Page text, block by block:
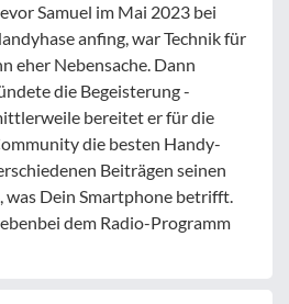
Samuel im Mai 2023 bei
anfing, war Technik für
eher Nebensache. Dann
die Begeisterung -
bereitet er für die
die besten Handy-
Beiträgen seinen
was Dein Smartphone betrifft.
dem Radio-Programm